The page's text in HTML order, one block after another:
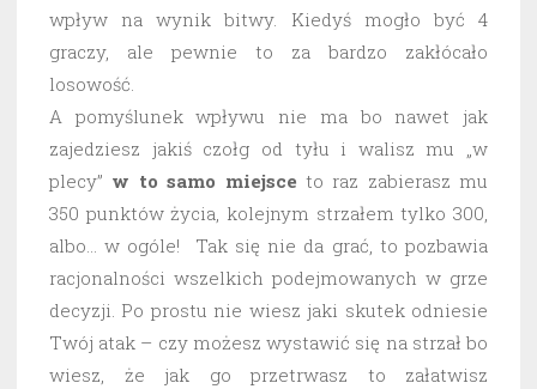
wpływ na wynik bitwy. Kiedyś mogło być 4
graczy, ale pewnie to za bardzo zakłócało
losowość.
A pomyślunek wpływu nie ma bo nawet jak
zajedziesz jakiś czołg od tyłu i walisz mu „w
plecy” w to samo miejsce to raz zabierasz mu
350 punktów życia, kolejnym strzałem tylko 300,
albo… w ogóle! Tak się nie da grać, to pozbawia
racjonalności wszelkich podejmowanych w grze
decyzji. Po prostu nie wiesz jaki skutek odniesie
Twój atak – czy możesz wystawić się na strzał bo
wiesz, że jak go przetrwasz to załatwisz